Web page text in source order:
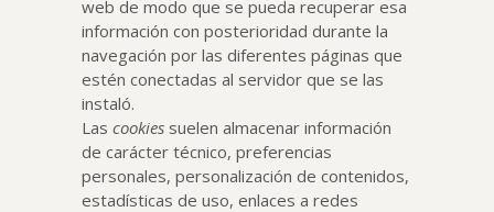
web de modo que se pueda recuperar esa
información con posterioridad durante la
navegación por las diferentes páginas que
estén conectadas al servidor que se las
instaló.
Las cookies suelen almacenar información
de carácter técnico, preferencias
personales, personalización de contenidos,
estadísticas de uso, enlaces a redes